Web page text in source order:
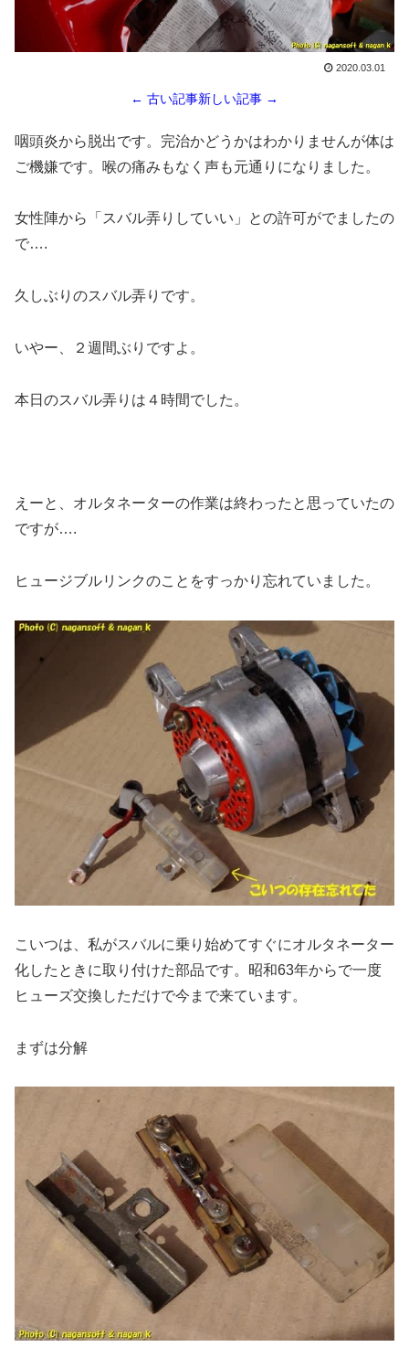
2020.03.01
← 古い記事新しい記事 →
咽頭炎から脱出です。完治かどうかはわかりませんが体は
ご機嫌です。喉の痛みもなく声も元通りになりました。
女性陣から「スバル弄りしていい」との許可がでましたの
で….
久しぶりのスバル弄りです。
いやー、２週間ぶりですよ。
本日のスバル弄りは４時間でした。
えーと、オルタネーターの作業は終わったと思っていたの
ですが….
ヒュージブルリンクのことをすっかり忘れていました。
こいつは、私がスバルに乗り始めてすぐにオルタネーター
化したときに取り付けた部品です。昭和63年からで一度
ヒューズ交換しただけで今まで来ています。
まずは分解